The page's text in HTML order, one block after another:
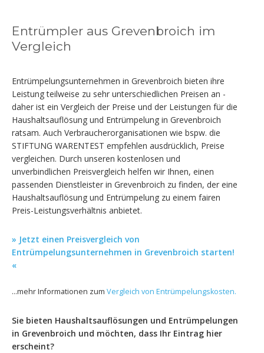
Entrümpler aus Grevenbroich im
Vergleich
Entrümpelungsunternehmen in Grevenbroich bieten ihre
Leistung teilweise zu sehr unterschiedlichen Preisen an -
daher ist ein Vergleich der Preise und der Leistungen für die
Haushaltsauflösung und Entrümpelung in Grevenbroich
ratsam. Auch Verbraucherorganisationen wie bspw. die
STIFTUNG WARENTEST empfehlen ausdrücklich, Preise
vergleichen. Durch unseren kostenlosen und
unverbindlichen Preisvergleich helfen wir Ihnen, einen
passenden Dienstleister in Grevenbroich zu finden, der eine
Haushaltsauflösung und Entrümpelung zu einem fairen
Preis-Leistungsverhältnis anbietet.
» Jetzt einen Preisvergleich von
Entrümpelungsunternehmen in Grevenbroich starten!
«
...mehr Informationen zum Vergleich von Entrümpelungskosten.
Sie bieten Haushaltsauflösungen und Entrümpelungen
in Grevenbroich und möchten, dass Ihr Eintrag hier
erscheint?